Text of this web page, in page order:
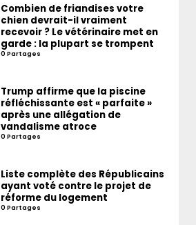
Combien de friandises votre
chien devrait-il vraiment
recevoir ? Le vétérinaire met en
garde : la plupart se trompent
0 Partages
Trump affirme que la piscine
réfléchissante est « parfaite »
après une allégation de
vandalisme atroce
0 Partages
Liste complète des Républicains
ayant voté contre le projet de
réforme du logement
0 Partages